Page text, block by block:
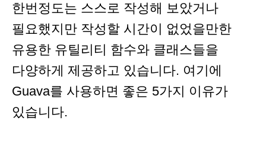
한번정도는 스스로 작성해 보았거나
필요했지만 작성할 시간이 없었을만한
유용한 유틸리티 함수와 클래스들을
다양하게 제공하고 있습니다. 여기에
Guava를 사용하면 좋은 5가지 이유가
있습니다.